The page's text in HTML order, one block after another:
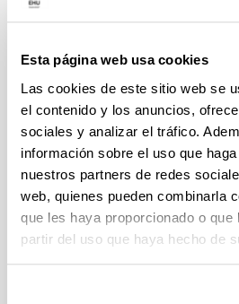
Esta página web usa cookies
Las cookies de este sitio web se
el contenido y los anuncios,
sociales y analizar el tráfico.
información sobre el uso que
nuestros partners de redes
web, quienes pueden combinarla
que les haya proporcionado o que
partir del uso que haya hecho de
Grupo de Investigación
Rewest
Proyectos
La representación del
narrativa